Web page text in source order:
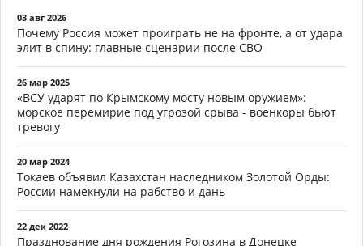
03 авг 2026
Почему Россия может проиграть не на фронте, а от удара
элит в спину: главные сценарии после СВО
26 мар 2025
«ВСУ ударят по Крымскому мосту новым оружием»:
морское перемирие под угрозой срыва - военкоры бьют
тревогу
20 мар 2024
Токаев объявил Казахстан наследником Золотой Орды:
России намекнули на рабство и дань
22 дек 2022
Празднование дня рождения Рогозина в Донецке